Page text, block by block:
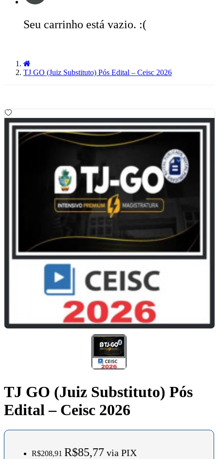
Seu carrinho está vazio. :(
TJ GO (Juiz Substituto) Pós Edital – Ceisc 2026
TJ GO (Juiz Substituto) Pós
Edital – Ceisc 2026
R$208,91 R$85,77 via PIX